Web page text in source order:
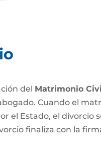
del Matrimonio
Cuando el
el Estado, el divorcio
finaliza con la